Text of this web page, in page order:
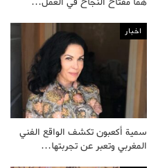
اخبار
سمية أكعبون تكشف الواقع الفني
المغربي وتعبر عن تجربتها…